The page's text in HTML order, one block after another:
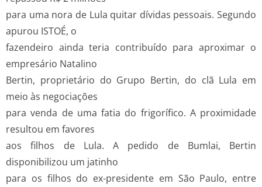
para uma nora de Lula quitar dívidas pessoais. Segundo
apurou ISTOÉ, o
fazendeiro ainda teria contribuído para aproximar o
empresário Natalino
Bertin, proprietário do Grupo Bertin, do clã Lula em
meio às negociações
para venda de uma fatia do frigorífico. A proximidade
resultou em favores
aos filhos de Lula. A pedido de Bumlai, Bertin
disponibilizou um jatinho
para os filhos do ex-presidente em São Paulo, entre